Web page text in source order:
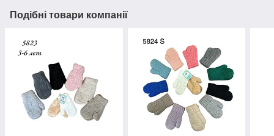
Подібні товари компанії